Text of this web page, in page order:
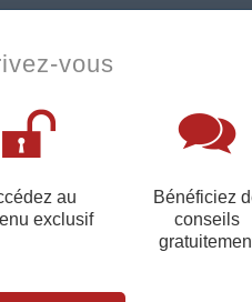
L'Annuaire de
votre établissement
scolaire et des
compte pour être
vous
au
exclusif
Bénéficiez
conseils